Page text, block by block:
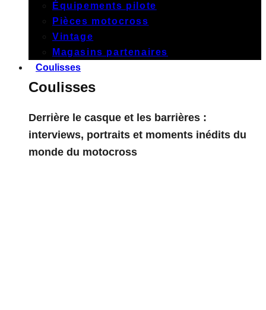
Équipements pilote
Pièces motocross
Vintage
Magasins partenaires
Coulisses
Coulisses
Derrière le casque et les barrières :
interviews, portraits et moments inédits du
monde du motocross